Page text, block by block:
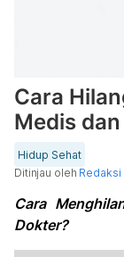
Cara
Medis
Hidup Sehat
Ditinjau oleh
Cara
Dokter?